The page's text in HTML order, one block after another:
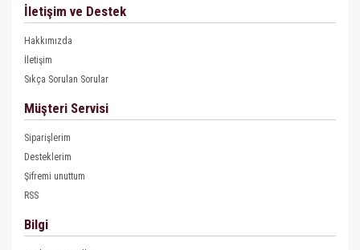
İletişim ve Destek
Hakkımızda
İletişim
Sıkça Sorulan Sorular
Müşteri Servisi
Siparişlerim
Desteklerim
Şifremi unuttum
RSS
Bilgi